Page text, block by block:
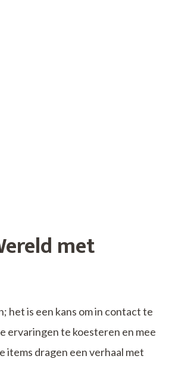
met
het is een kans om in contact te
ervaringen te koesteren en mee
items dragen een verhaal met